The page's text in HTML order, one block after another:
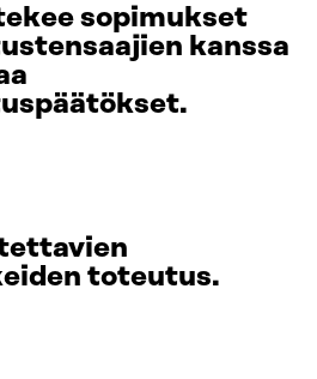
sopimukset
kanssa
toteutus.